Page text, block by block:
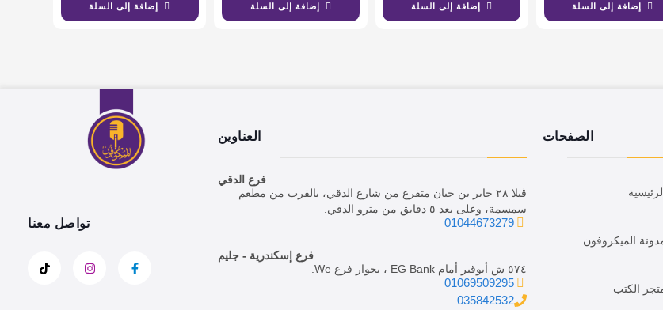
إضافة إلى السلة إضافة إلى السلة إضافة إلى السلة إضافة إلى السلة
الصفحات
الميكروفون
الكتب
العناوين
فرع الدقي
ڤيلا ٢٨ جابر بن حيان متفرع من شارع الدقي، بالقرب من مطعم
سمسمة، وعلى بعد ٥ دقايق من مترو الدقي.
01044673279
فرع إسكندرية - جليم
٥٧٤ ش أبوقير أمام EG Bank ، بجوار فرع We.
01069509295
035842532
تواصل معنا